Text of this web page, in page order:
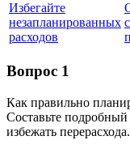
Избегайте
незапланированных
расходов
Вопрос 1
Как правильно
Составьте
избежать перерасхода.